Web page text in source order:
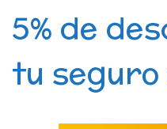
5% de
tu seguro